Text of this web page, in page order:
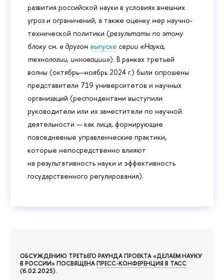
развития российской науки в условиях внешних
угроз и ограничений, а также оценку мер научно-
технической политики (результаты по этому
блоку см. в другом выпуске серии «Наука,
технологии, инновации»). В рамках третьей
волны (октябрь—ноябрь 2024 г.) были опрошены
представители 719 университетов и научных
организаций (респондентами выступили
руководители или их заместители по научной
деятельности — как лица, формирующие
повседневные управленческие практики,
которые непосредственно влияют
на результативность науки и эффективность
государственного регулирования).
ОБСУЖДЕНИЮ ТРЕТЬЕГО РАУНДА ПРОЕКТА «ДЕЛАЕМ НАУКУ
В РОССИИ» ПОСВЯЩЕНАПРЕСС-КОНФЕРЕНЦИЯ В ТАСС
(6.02.2025).